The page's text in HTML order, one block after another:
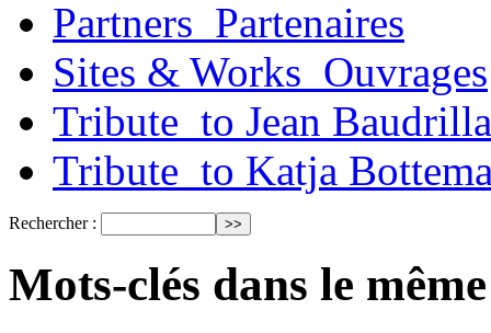
Partners_Partenaires
Sites & Works_Ouvrages
Tribute_to Jean
Tribute_to Katja
Rechercher :
Mots-clés dans le